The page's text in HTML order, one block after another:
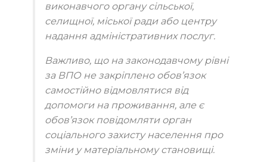
виконавчого органу сільської,
селищної, міської ради або центру
надання адміністративних послуг.
Важливо, що на законодавчому рівні
за ВПО не закріплено обов’язок
самостійно відмовлятися від
допомоги на проживання, але є
обов’язок повідомляти орган
соціального захисту населення про
зміни у матеріальному становищі.